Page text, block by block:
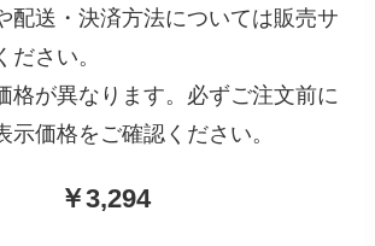
配送・決済方法については販売サ
ださい。
格が異なります。必ずご注文前に
示価格をご確認ください。
￥3,294